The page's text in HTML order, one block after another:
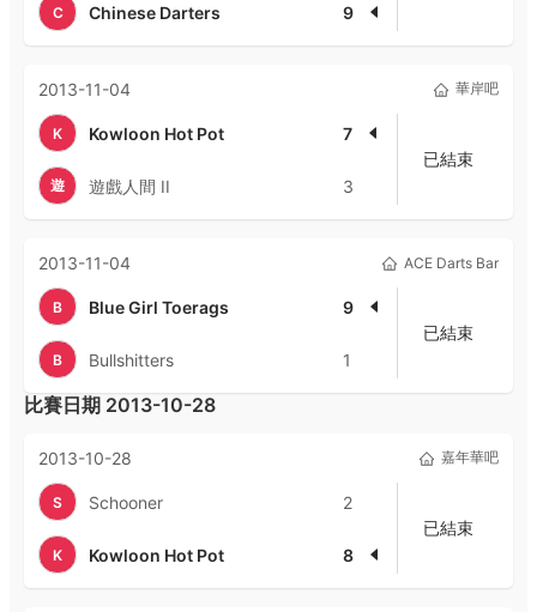
C Chinese Darters 9
2013-11-04 華岸吧
K Kowloon Hot Pot 7
遊 遊戲人間 II 3
已結束
2013-11-04 ACE Darts Bar
B Blue Girl Toerags 9
B Bullshitters 1
已結束
比賽日期 2013-10-28
2013-10-28 嘉年華吧
S Schooner 2
K Kowloon Hot Pot 8
已結束